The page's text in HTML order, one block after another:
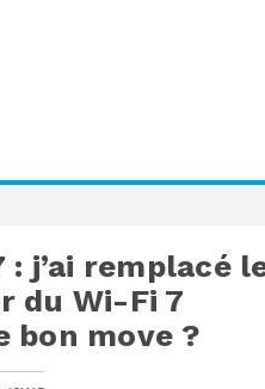
: j’ai remplacé
du Wi-Fi 7
bon move ?